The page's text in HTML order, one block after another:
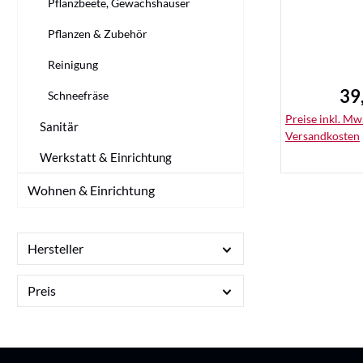
Pflanzbeete, Gewächshäuser
Pflanzen & Zubehör
Reinigung
Schneefräse
Sanitär
Werkstatt & Einrichtung
Wohnen & Einrichtung
Hersteller
Preis
Preise inkl.
Versandkosten